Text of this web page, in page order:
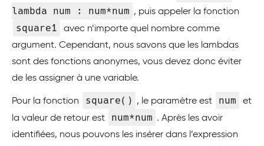
lambda num : num*num , puis appeler la fonction
square1
avec n’importe quel nombre comme
argument. Cependant, nous savons que les lambdas
sont des fonctions anonymes, vous devez donc éviter
de les assigner à une variable.
Pour la fonction square() , le paramètre est num
et
la valeur de retour est
num*num . Après les avoir
identifiées, nous pouvons les insérer dans l’expression